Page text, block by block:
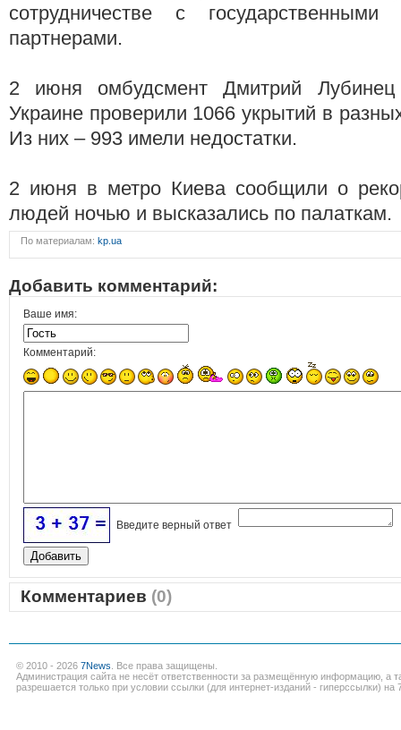
сотрудничестве с
партнерами.
2 июня омбудсмент Дмитрий
Украине проверили 1066 укрытий в
Из них – 993 имели недостатки.
2 июня в метро Киева сообщили о
людей ночью и высказались по палаткам.
По материалам: kp.ua
Добавить комментарий:
Ваше имя:
Комментарий:
Введите верный ответ
Комментариев (0)
© 2010 - 2026 7News . Все права защищены.
Администрация сайта не несёт ответственности за размещённую информацию, а
разрешается только при условии ссылки (для интернет-изданий - гиперссылки) на